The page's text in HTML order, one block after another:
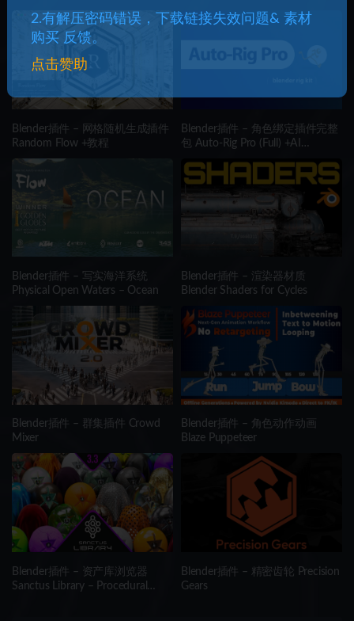
Blender插件 – 网格随机生成插件
Random Flow +教程
Blender插件 – 角色绑定插件完整
包 Auto-Rig Pro (Full) +AI
Blender插件 – 写实海洋系统
Physical Open Waters – Ocean
Blender插件 – 渲染器材质
Blender Shaders for Cycles
Blender插件 – 群集插件 Crowd
Mixer
Blender插件 – 角色动作动画
Blaze Puppeteer
Blender插件 – 资产库浏览器
Sanctus Library – Procedural
Blender插件 – 精密齿轮 Precision
Gears
2.有解压密码错误，下载链接失效问题& 素材
购买 反馈。
点击赞助